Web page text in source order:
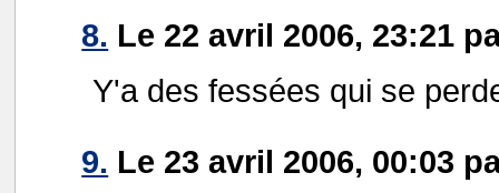
8. Le 22 avril 2006, 23:21
Y'a des fessées qui se
9. Le 23 avril 2006, 00:03